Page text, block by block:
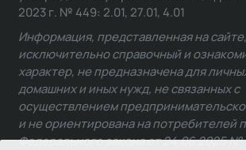
2023 г. № 449: 2.01, 27.01, 4.01
Информация, представленная на
исключительно справочный и
характер, не предназначена для
домашних и иных нужд, не связанных с
осуществлением
и не ориентирована на потребителей
Федерального закона от 24.06.2025